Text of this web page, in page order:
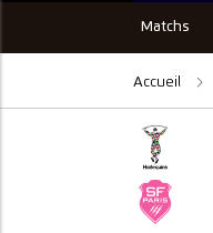
Matchs
Accueil